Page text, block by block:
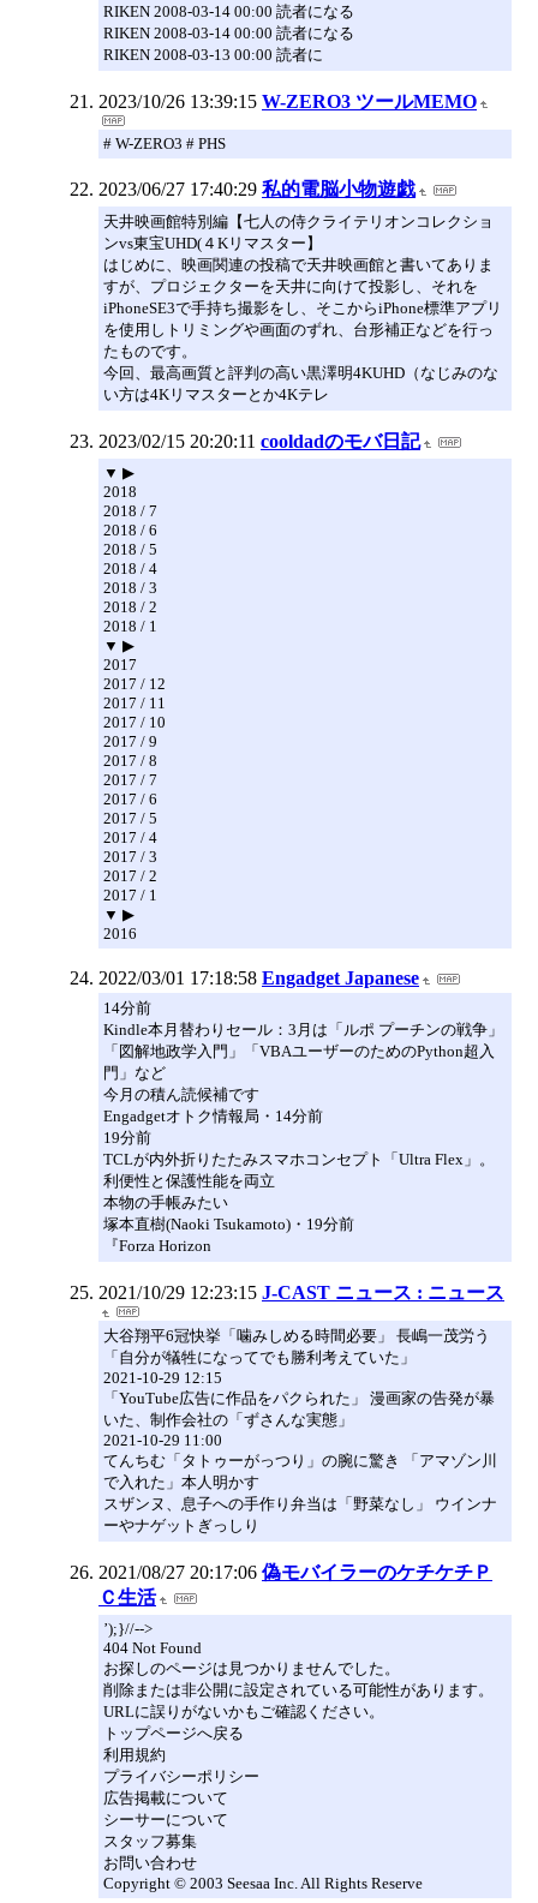
RIKEN 2008-03-14 00:00 読者になる
RIKEN 2008-03-14 00:00 読者になる
RIKEN 2008-03-13 00:00 読者に
2023/10/26 13:39:15 W-ZERO3 ツールMEMO
# W-ZERO3 # PHS
2023/06/27 17:40:29 私的電脳小物遊戯
天井映画館特別編【七人の侍クライテリオンコレクショ
ンvs東宝UHD(４Kリマスター】
はじめに、映画関連の投稿で天井映画館と書いてありま
すが、プロジェクターを天井に向けて投影し、それを
iPhoneSE3で手持ち撮影をし、そこからiPhone標準アプリ
を使用しトリミングや画面のずれ、台形補正などを行っ
たものです。
今回、最高画質と評判の高い黒澤明4KUHD（なじみのな
い方は4Kリマスターとか4Kテレ
2023/02/15 20:20:11 cooldadのモバ日記
▼ ▶
2018
2018 / 7
2018 / 6
2018 / 5
2018 / 4
2018 / 3
2018 / 2
2018 / 1
▼ ▶
2017
2017 / 12
2017 / 11
2017 / 10
2017 / 9
2017 / 8
2017 / 7
2017 / 6
2017 / 5
2017 / 4
2017 / 3
2017 / 2
2017 / 1
▼ ▶
2016
2022/03/01 17:18:58 Engadget Japanese
14分前
Kindle本月替わりセール：3月は「ルポ プーチンの戦争」
「図解地政学入門」「VBAユーザーのためのPython超入
門」など
今月の積ん読候補です
Engadgetオトク情報局・14分前
19分前
TCLが内外折りたたみスマホコンセプト「Ultra Flex」。
利便性と保護性能を両立
本物の手帳みたい
塚本直樹(Naoki Tsukamoto)・19分前
『Forza Horizon
2021/10/29 12:23:15 J-CAST ニュース : ニュース
大谷翔平6冠快挙「噛みしめる時間必要」 長嶋一茂労う
「自分が犠牲になってでも勝利考えていた」
2021-10-29 12:15
「YouTube広告に作品をパクられた」 漫画家の告発が暴
いた、制作会社の「ずさんな実態」
2021-10-29 11:00
てんちむ「タトゥーがっつり」の腕に驚き 「アマゾン川
で入れた」本人明かす
スザンヌ、息子への手作り弁当は「野菜なし」 ウインナ
ーやナゲットぎっしり
2021/08/27 20:17:06 偽モバイラーのケチケチＰ
Ｃ生活
’);}//-->
404 Not Found
お探しのページは見つかりませんでした。
削除または非公開に設定されている可能性があります。
URLに誤りがないかもご確認ください。
トップページへ戻る
利用規約
プライバシーポリシー
広告掲載について
シーサーについて
スタッフ募集
お問い合わせ
Copyright © 2003 Seesaa Inc. All Rights Reserve